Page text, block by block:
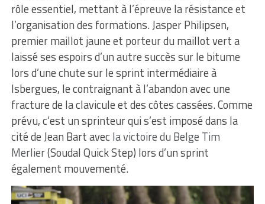
rôle essentiel, mettant à l’épreuve la résistance et
l’organisation des formations. Jasper Philipsen,
premier maillot jaune et porteur du maillot vert a
laissé ses espoirs d’un autre succès sur le bitume
lors d’une chute sur le sprint intermédiaire à
Isbergues, le contraignant à l’abandon avec une
fracture de la clavicule et des côtes cassées. Comme
prévu, c’est un sprinteur qui s’est imposé dans la
cité de Jean Bart avecla victoire du Belge Tim
Merlier(Soudal Quick Step) lors d’un sprint
également mouvementé.